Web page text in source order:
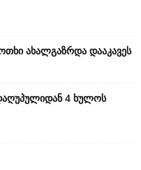
ახალგაზრდა დააკავეს
4 ხულოს